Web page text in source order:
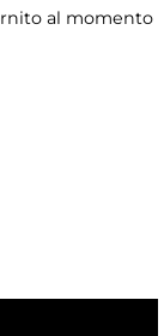
al momento